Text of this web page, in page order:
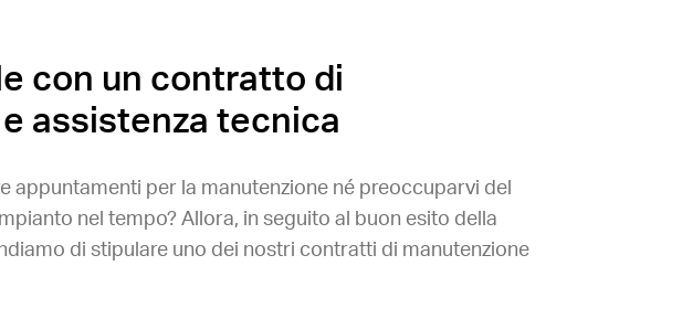
con un contratto di
assistenza tecnica
appuntamenti per la manutenzione né preoccuparvi del
nel tempo? Allora, in seguito al buon esito della
di stipulare uno dei nostri contratti di manutenzione